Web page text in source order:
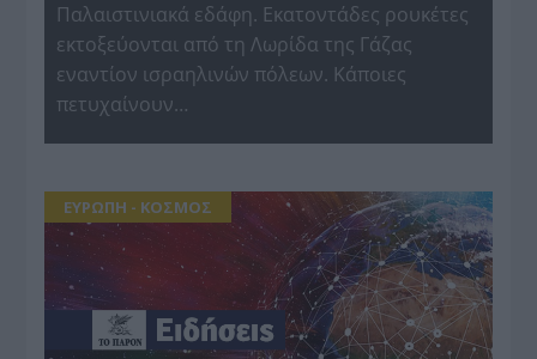
Παλαιστινιακά εδάφη. Εκατοντάδες ρουκέτες
εκτοξεύονται από τη Λωρίδα της Γάζας
εναντίον ισραηλινών πόλεων. Κάποιες
πετυχαίνουν…
ΕΥΡΩΠΗ - ΚΟΣΜΟΣ